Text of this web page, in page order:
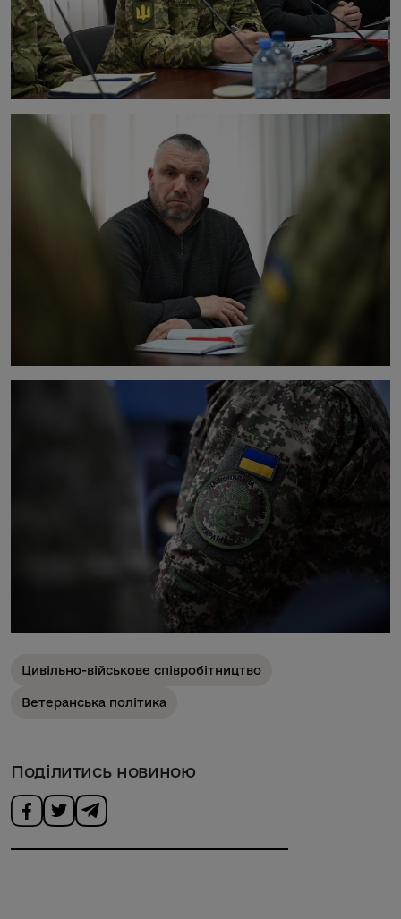
Цивільно-військове співробітництво
Ветеранська політика
Поділитись новиною